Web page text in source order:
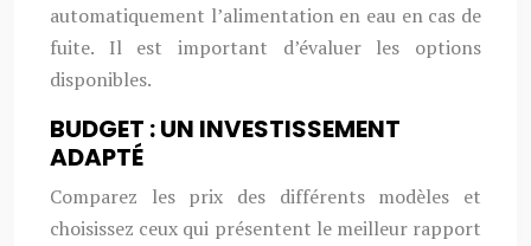
automatiquement l’alimentation en eau en cas de
fuite. Il est important d’évaluer les options
disponibles.
BUDGET : UN INVESTISSEMENT
ADAPTÉ
Comparez les prix des différents modèles et
choisissez ceux qui présentent le meilleur rapport